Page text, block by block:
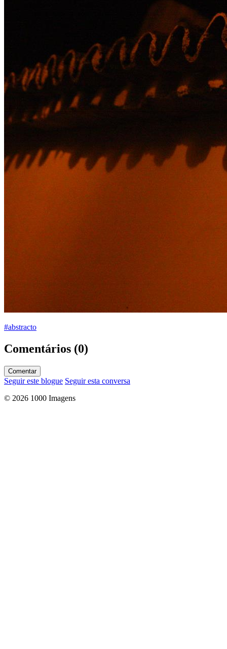
#abstracto
Comentários (0)
Comentar
Seguir este blogue Seguir esta conversa
© 2026 1000 Imagens